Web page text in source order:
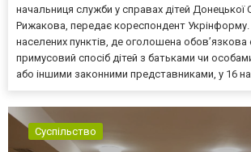
начальниця служби у справах дітей Донецької
Рижакова, передає кореспондент Укрінформу.
населених пунктів, де оголошена обов’язкова
примусовий спосіб дітей з батьками чи
або іншими законними представниками, у 16
Суспільство